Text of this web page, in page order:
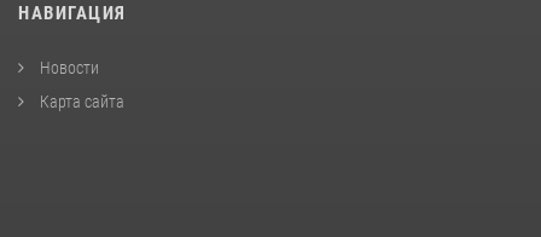
НАВИГАЦИЯ
Новости
Карта сайта